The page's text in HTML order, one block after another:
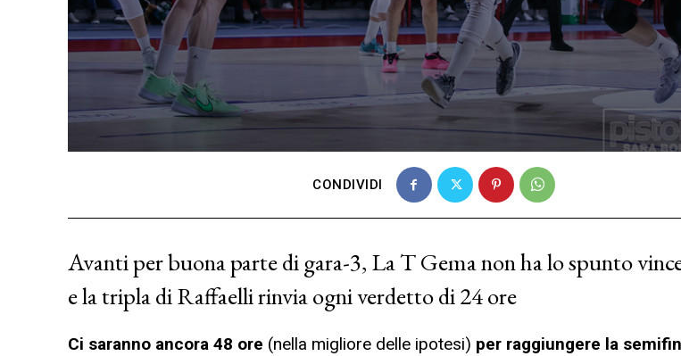
CONDIVIDI
Avanti per buona parte di gara-3, La T Gema non ha lo spunto
e la tripla di Raffaelli rinvia ogni verdetto di 24 ore
Ci saranno ancora 48 ore (nella migliore delle ipotesi) per raggiungere la